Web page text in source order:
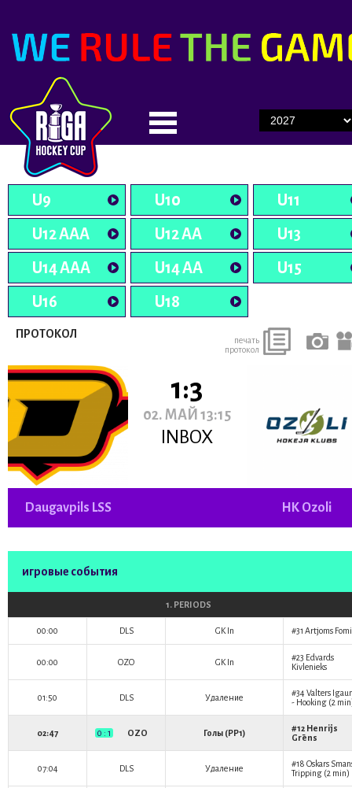
U9 U10
U11
U12 AAA
U12 AA
U13
U14 AAA
U14 AA
U15
U16
U18
ПРОТОКОЛ
печать
протокол
1:3
02. МАЙ 13:15
INBOX
Daugavpils LSS HK Ozoli
игровые события
1. PERIODS
00:00 DLS GK In #31 Artjoms
00:00 OZO GK In #23 Edvards
Kivlenieks
01:50 DLS Удаление #34 Valters
- Hooking (2
02:47 0 : 1 OZO Голы (PP1) #12 Henrijs
Grēns
07:04 DLS Удаление #18 Oskars
Tripping (2 min)